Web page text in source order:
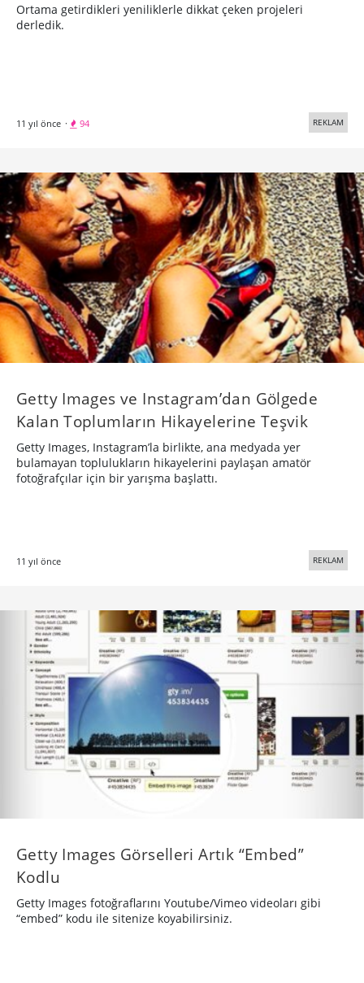
Ortama getirdikleri yeniliklerle dikkat çeken projeleri
derledik.
11 yıl önce · 94 REKLAM
​Getty Images ve Instagram’dan Gölgede
Kalan Toplumların Hikayelerine Teşvik
​Getty Images, Instagram’la birlikte, ana medyada yer
bulamayan toplulukların hikayelerini paylaşan amatör
fotoğrafçılar için bir yarışma başlattı.
11 yıl önce REKLAM
Getty Images Görselleri Artık “Embed”
Kodlu
Getty Images fotoğraflarını Youtube/Vimeo videoları gibi
“embed” kodu ile sitenize koyabilirsiniz.